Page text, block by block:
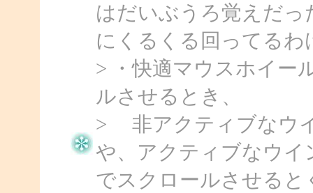
はだいぶうろ覚えだ
にくるくる回ってる
> ・快適マウスホイー
ルさせるとき、
> 非アクティブなウ
や、アクティブなウ
でスクロールさせると